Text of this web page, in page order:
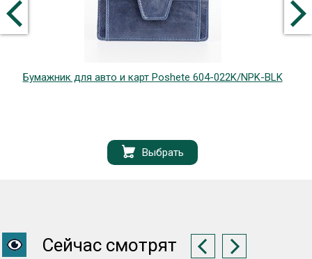
Бумажник для авто и карт Poshete 604-022K/NPK-BLK
Выбрать
Сейчас смотрят